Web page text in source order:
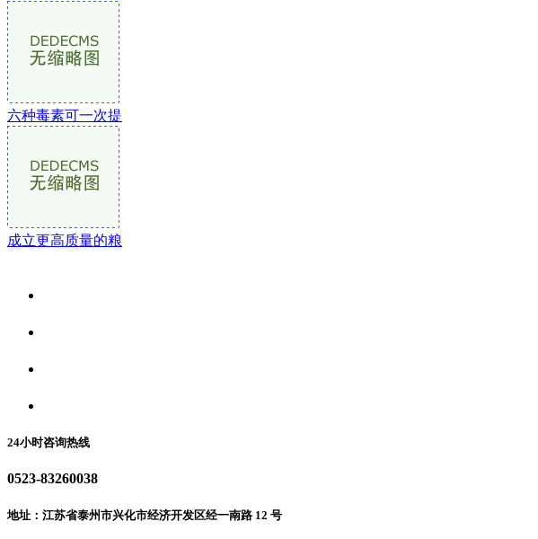
六种毒素可一次提
成立更高质量的粮
24小时咨询热线
0523-83260038
地址：江苏省泰州市兴化市经济开发区经一南路 12 号